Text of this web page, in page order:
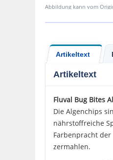
Abbildung kann vom
Artikeltext
Artikeltext
Fluval Bug Bites
Die Algenchips
nährstoffreiche
Farbenpracht
zermahlen.